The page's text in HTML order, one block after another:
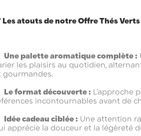
Les atouts de notre Offre Thés Verts
Une palette aromatique complète :
les plaisirs au quotidien,
gourmandes.
Le format découverte : L'approche
incontournables avant de
Idée cadeau ciblée : Une attention
apprécie la douceur et la légèreté